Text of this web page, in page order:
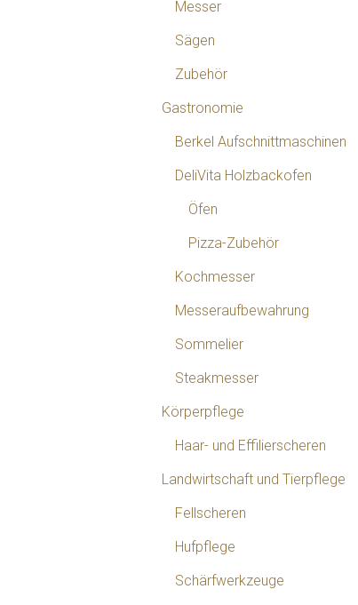
Messer
Sägen
Zubehör
Gastronomie
Berkel Aufschnittmaschinen
DeliVita Holzbackofen
Öfen
Pizza-Zubehör
Kochmesser
Messeraufbewahrung
Sommelier
Steakmesser
Körperpflege
Haar- und Effilierscheren
Landwirtschaft und Tierpflege
Fellscheren
Hufpflege
Schärfwerkzeuge